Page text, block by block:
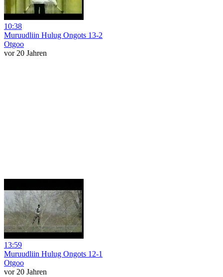
10:38
Muruudliin Hulug Ongots 13-2
Otgoo
vor 20 Jahren
13:59
Muruudliin Hulug Ongots 12-1
Otgoo
vor 20 Jahren